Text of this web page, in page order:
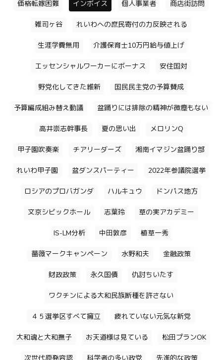
価格転嫁困難 インボイス 個人事業者 商店街訪問
雑司ヶ谷 れいわへの庶民寄付の力反映される
生涯学費無用 介護保育士10万円給与値上げ
エッセンシャルワーカーにボーナス 安住国対
野党化してきた維新 国民民主党の予算賛成
予算編成組み替え動議 盆踊りには排除の精神が微塵もない
高井崇志幹事長 夏の思い出 メロリンQ
甲子園吹奏楽 チアリーダーズ 湘南イマジン盆踊り部
れいわ甲子園 盆ダンスパーティー 2022年参議院選挙
ロシアのプロバガンダ ハルキュウ ドンパス地方
文京シビックホール 志葉玲 草の実アカデミー
IS-LM分析 中田敦彦 植草一秀
薔薇マークキャンペーン 水野和夫 金融政策
財政政策 永久国債 仇討ちいたす
ワクチンによる大和民族断種を許さない
４５選挙区すべて擁立 疲れていない元気な新党
大和魂と大和撫子 お天道様は見ている 松田プランOK